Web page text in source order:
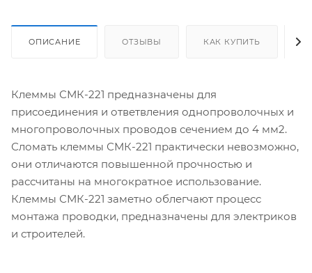
ОПИСАНИЕ ОТЗЫВЫ КАК КУПИТЬ
Клеммы СМК-221 предназначены для
присоединения и ответвления однопроволочных и
многопроволочных проводов сечением до 4 мм2.
Сломать клеммы СМК-221 практически невозможно,
они отличаются повышенной прочностью и
рассчитаны на многократное использование.
Клеммы СМК-221 заметно облегчают процесс
монтажа проводки, предназначены для электриков
и строителей.